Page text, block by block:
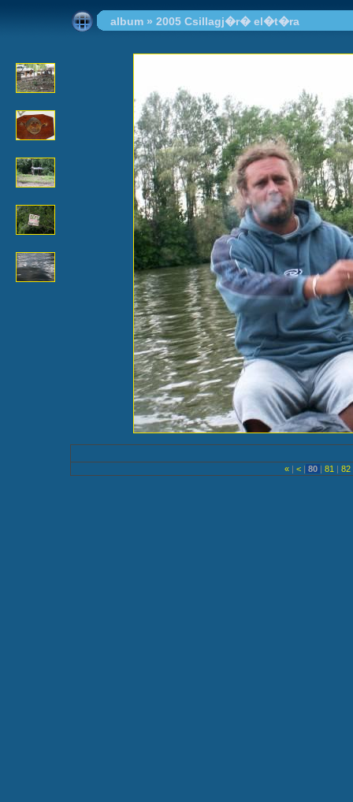
album » 2005 Csillagj�r� el�t�ra
« | < | 80 | 81 | 82